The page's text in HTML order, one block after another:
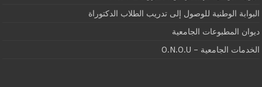
البوابة الوطنية للوصول إلى تدريب الطلاب الدكتوراة
ديوان المطبوعات الجامعية
الخدمات الجامعية – O.N.O.U